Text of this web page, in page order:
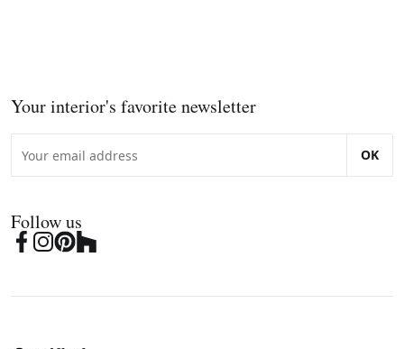
Your interior's favorite newsletter
OK
Follow us